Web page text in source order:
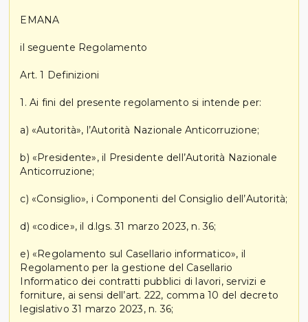
EMANA
il seguente Regolamento
Art. 1 Definizioni
1. Ai fini del presente regolamento si intende per:
a) «Autorità», l’Autorità Nazionale Anticorruzione;
b) «Presidente», il Presidente dell’Autorità Nazionale
Anticorruzione;
c) «Consiglio», i Componenti del Consiglio dell’Autorità;
d) «codice», il d.lgs. 31 marzo 2023, n. 36;
e) «Regolamento sul Casellario informatico», il
Regolamento per la gestione del Casellario
Informatico dei contratti pubblici di lavori, servizi e
forniture, ai sensi dell’art. 222, comma 10 del decreto
legislativo 31 marzo 2023, n. 36;